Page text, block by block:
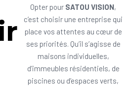
Opter pour SATOU VISION,
c’est choisir une entreprise qui
place vos attentes au cœur de
ses priorités. Qu’il s’agisse de
maisons individuelles,
d’immeubles résidentiels, de
piscines ou d’espaces verts,